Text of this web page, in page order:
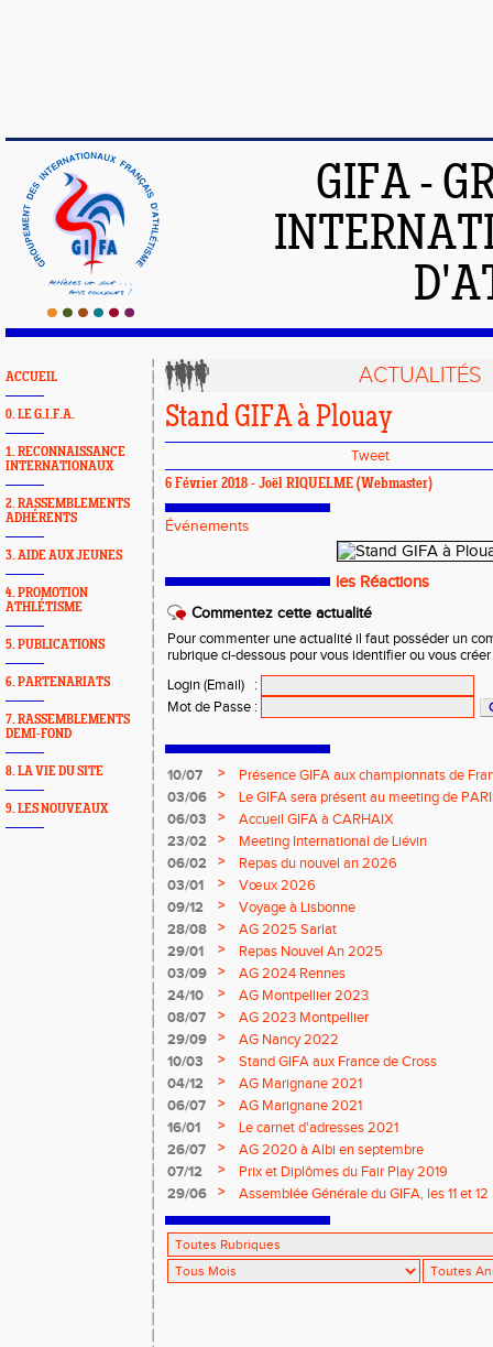
GIFA -
ACCUEIL
0. LE G.I.F.A.
1. RECONNAISSANCE
INTERNATIONAUX
2. RASSEMBLEMENTS
ADHÉRENTS
3. AIDE AUX JEUNES
4. PROMOTION
ATHLÉTISME
5. PUBLICATIONS
6. PARTENARIATS
7. RASSEMBLEMENTS
DEMI-FOND
8. LA VIE DU SITE
9. LES NOUVEAUX
ACTUALITÉS
Stand GIFA à Plouay
Tweet
6 Février 2018 - Joël RIQUELME (Webmaster)
Événements
les Réactions
Commentez cette actualité
Pour commenter une actualité il faut posséder un
rubrique ci-dessous pour vous identifier ou vous
Login (Email)
:
Mot de Passe :
10/07 >
Présence GIFA aux championnats de
03/06
>
Le GIFA sera présent au meeting de
06/03
>
Accueil GIFA à CARHAIX
23/02
>
Meeting International de Liévin
06/02
>
Repas du nouvel an 2026
03/01
>
Vœux 2026
09/12
>
Voyage à Lisbonne
28/08
>
AG 2025 Sarlat
29/01
>
Repas Nouvel An 2025
03/09
>
AG 2024 Rennes
24/10
>
AG Montpellier 2023
08/07
>
AG 2023 Montpellier
29/09
>
AG Nancy 2022
10/03
>
Stand GIFA aux France de Cross
04/12
>
AG Marignane 2021
06/07
>
AG Marignane 2021
16/01
>
Le carnet d'adresses 2021
26/07
>
AG 2020 à Albi en septembre
07/12
>
Prix et Diplômes du Fair Play 2019
29/06
>
Assemblée Générale du GIFA, les 11 et